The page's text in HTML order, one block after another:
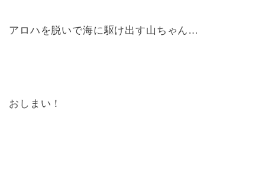
アロハを脱いで海に駆け出す山ちゃん…
おしまい！